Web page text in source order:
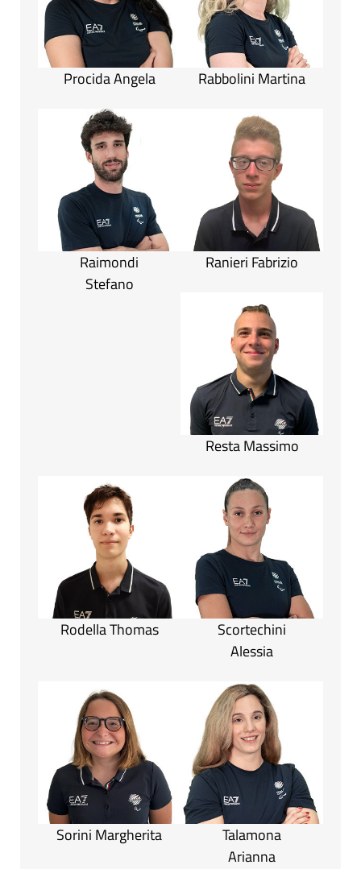
Procida Angela Rabbolini Martina
Raimondi
Stefano
Ranieri Fabrizio
Resta Massimo
Rodella Thomas
Scortechini
Alessia
Sorini Margherita
Talamona
Arianna